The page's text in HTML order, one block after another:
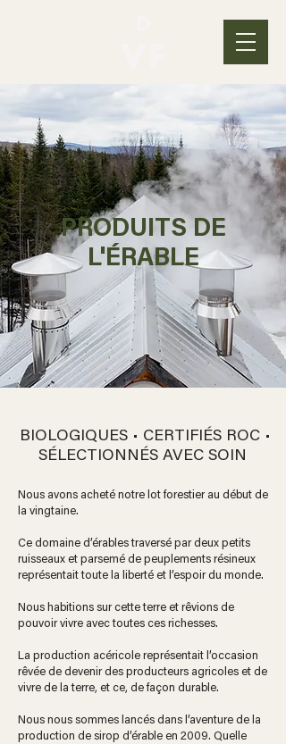
PRODUITS DE
L'ÉRABLE
BIOLOGIQUES • CERTIFIÉS ROC •
SÉLECTIONNÉS AVEC SOIN
Nous avons acheté notre lot forestier au début de
la vingtaine.
Ce domaine d’érables traversé par deux petits
ruisseaux et parsemé de peuplements résineux
représentait toute la liberté et l’espoir du monde.
Nous habitions sur cette terre et rêvions de
pouvoir vivre avec toutes ces richesses.
La production acéricole représentait l’occasion
rêvée de devenir des producteurs agricoles et de
vivre de la terre, et ce, de façon durable.
Nous nous sommes lancés dans l’aventure de la
production de sirop d’érable en 2009. Quelle